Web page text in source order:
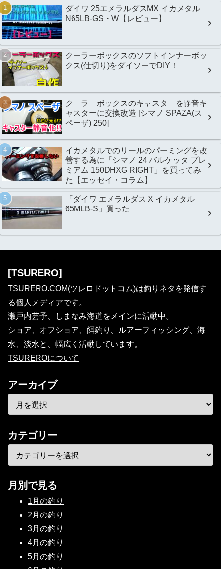
ダイワ 25エメラルダスMX イカメタル
N65LB-GS・W【レビュー】
クーラーボックスのソフトインナーボッ
クス(仕切り)をダイソーでDIY！
クーラーボックスのキャスターを静音キ
ャスターに交換改造 [シマノ SPAZA(ス
ペーザ) 250]
イカメタルでのリールのパーミングを改
善する為に「シマノ 24 バルケッタ プレ
ミアム 150DHXG RIGHT」を買ってみ
た【エッセイ・コラム】
「ダイワ エメラルダス X イカメタル
65MLB-S」買った
[TSURERO]
TSURERO.COM(ツレロドットコム)は釣りネタを発信す
る個人メディアです。
瀬戸内芸予、しまなみ海道をメインに活動中。
ショア、オフショア、餌釣り、ルアーフィッシング、海
水、淡水と、幅広く活動しています。
TSUREROについて
アーカイブ
カテゴリー
月別で見る
1月の釣り
2月の釣り
3月の釣り
4月の釣り
5月の釣り